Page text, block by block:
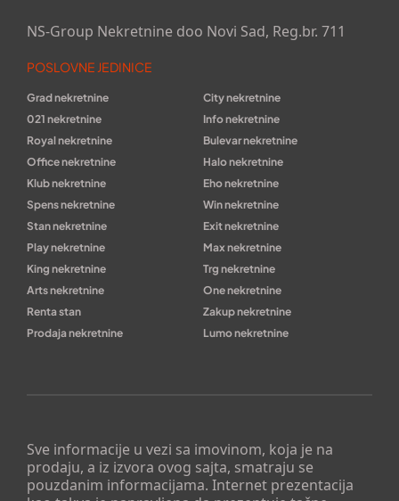
Sve informacije u vezi sa imovinom, koja je na
prodaju, a iz izvora ovog sajta, smatraju se
pouzdanim informacijama. Internet prezentacija
NS-Group Nekretnine doo Novi Sad, Reg.br. 711
POSLOVNE JEDINICE
Grad nekretnine
City nekretnine
021 nekretnine
Info nekretnine
Royal nekretnine
Bulevar nekretnine
Office nekretnine
Halo nekretnine
Klub nekretnine
Eho nekretnine
Spens nekretnine
Win nekretnine
Stan nekretnine
Exit nekretnine
Play nekretnine
Max nekretnine
King nekretnine
Trg nekretnine
Arts nekretnine
One nekretnine
Renta stan
Zakup nekretnine
Prodaja nekretnine
Lumo nekretnine